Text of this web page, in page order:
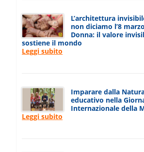
L’architettura
non diciamo l’8
Donna: il valore
sostiene il mondo
Leggi subito
Imparare dalla
educativo nella
Internazionale della
Leggi subito